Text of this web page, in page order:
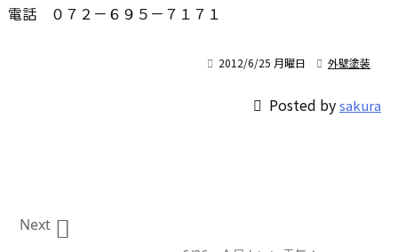
電話 ０７２－６９５－７１７１
 2012/6/25 月曜日  外壁塗装
 Posted bysakura

Next